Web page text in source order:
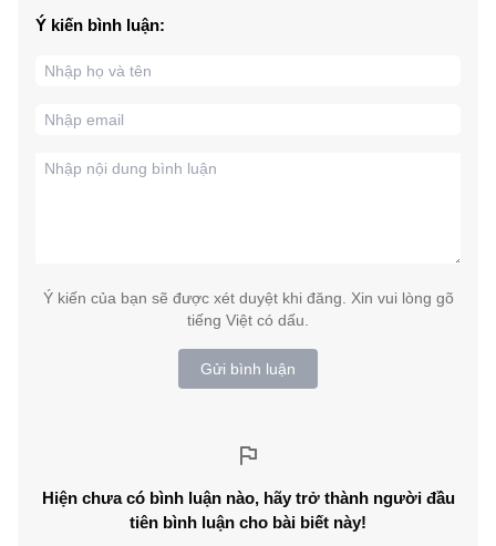
Ý kiến bình luận:
Ý kiến của bạn sẽ được xét duyệt khi đăng. Xin vui lòng gõ
tiếng Việt có dấu.
Gửi bình luận
Hiện chưa có bình luận nào, hãy trở thành người đầu
tiên bình luận cho bài biết này!